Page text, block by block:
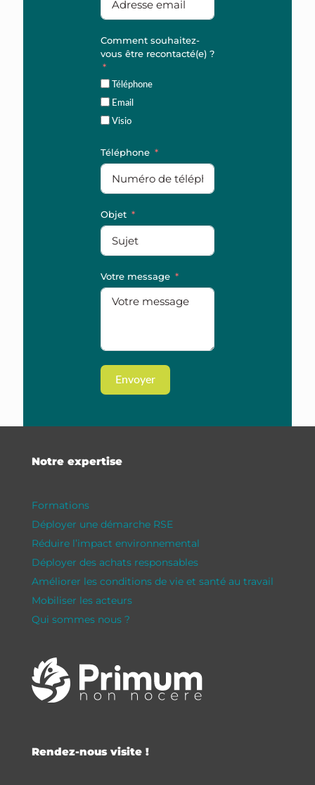
Comment souhaitez-
vous être recontacté(e) ?
Téléphone
Email
Visio
Téléphone
Objet
Votre message
Envoyer
Notre expertise
Formations
Déployer une démarche RSE
Réduire l’impact environnemental
Déployer des achats responsables
Améliorer les conditions de vie et santé au travail
Mobiliser les acteurs
Qui sommes nous ?
Rendez-nous visite !